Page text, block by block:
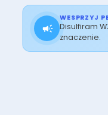
WESPRZYJ
Disulfiram
znaczenie.